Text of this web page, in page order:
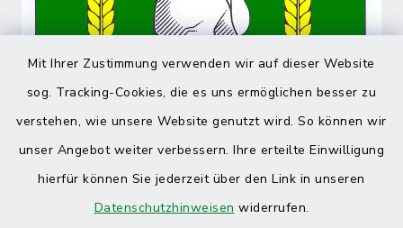
Mit Ihrer Zustimmung verwenden wir auf dieser Website
sog. Tracking-Cookies, die es uns ermöglichen besser zu
verstehen, wie unsere Website genutzt wird. So können wir
unser Angebot weiter verbessern. Ihre erteilte Einwilligung
hierfür können Sie jederzeit über den Link in unseren
Datenschutzhinweisen widerrufen.